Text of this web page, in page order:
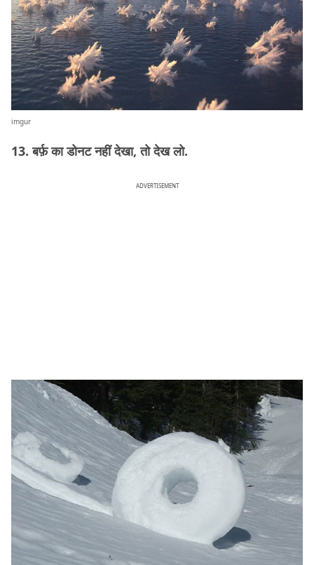
imgur
13. बर्फ़ का डोनट नहीं देखा, तो देख लो.
ADVERTISEMENT